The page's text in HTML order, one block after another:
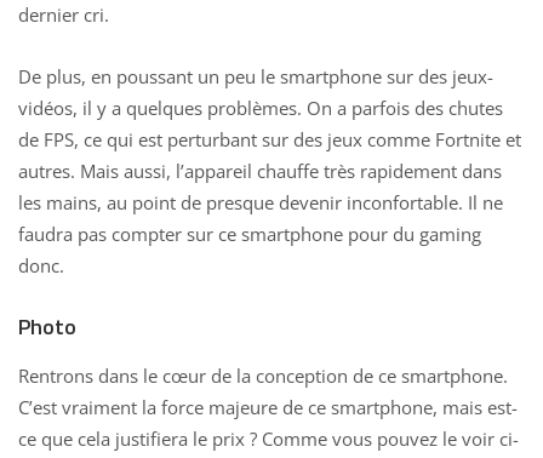
dernier cri.
De plus, en poussant un peu le smartphone sur des jeux-
vidéos, il y a quelques problèmes. On a parfois des chutes
de FPS, ce qui est perturbant sur des jeux comme Fortnite et
autres. Mais aussi, l’appareil chauffe très rapidement dans
les mains, au point de presque devenir inconfortable. Il ne
faudra pas compter sur ce smartphone pour du gaming
donc.
Photo
Rentrons dans le cœur de la conception de ce smartphone.
C’est vraiment la force majeure de ce smartphone, mais est-
ce que cela justifiera le prix ? Comme vous pouvez le voir ci-